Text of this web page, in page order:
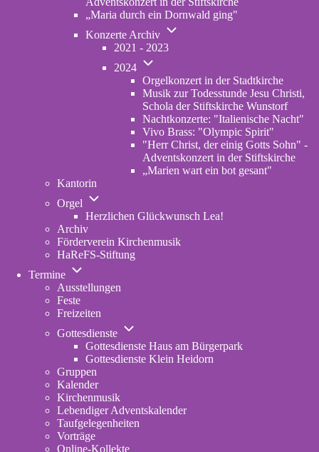
„Maria durch ein Dornwald ging"
Konzerte Archiv
Unternavigation
Konzerte
2021 - 2023
2024
Unternavigation
2024
Orgelkonzert in der Stadtkirche
Musik zur Todesstunde Jesu Christi,
Schola der Stiftskirche Wunstorf
Nachtkonzerte: "Italienische Nacht"
Vivo Brass: "Olympic Spirit"
"Herr Christ, der einig Gotts Sohn" -
Adventskonzert in der Stiftskirche
„Marien wart ein bot gesant"
Kantorin
Orgel
Unternavigation
Orgel
Herzlichen Glückwunsch Lea!
Archiv
Förderverein Kirchenmusik
HaReFS-Stiftung
Termine
Unternavigation
Termine
Ausstellungen
Feste
Freizeiten
Gottesdienste
Unternavigation
Gottesdienste
Gottesdienste Haus am Bürgerpark
Gottesdienste Klein Heidorn
Gruppen
Kalender
Kirchenmusik
Lebendiger Adventskalender
Taufgelegenheiten
Vorträge
Online-Kollekte